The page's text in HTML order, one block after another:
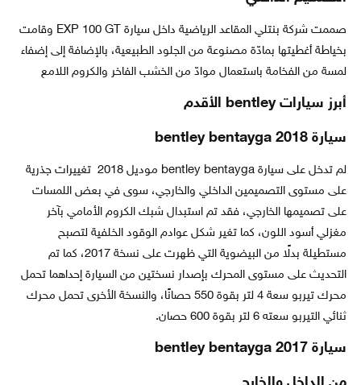
صممت شركة بنتلي المقاعد الرياضية داخل سيارة EXP 100 GT وقامت
بخياطة أغطيتها بمادّة مصنوعة من الجلود الطبيعية، بالإضافة إلى إضفاء
لمسة من الفخامة باستعمال موادّ من الخشب الفاخر والكروم اللامع
أبرز سيارات bentley الأقدم
سيارة bentley bentayga 2018
لم تدخل على سيارة bentley bentayga موديل 2018 تغييرات جذرية
على مستوى التصميمين الداخلي والخارجي، سوى في بعض اللمسات
على تصميمها الخارجي، فقد تم استبدال شبك الكروم الأمامي بآخر
مغزلي أسود اللون، كما تغير شكل عوادم الوقود الخلفية لتصبح
مستطيلة بدلًا من البيضوية التي ظهرت على نسخة 2017، كما تم
التحديث على مستوى المحرك بإصدار نسختين من السيارة إحداهما تحمل
محرك تيربو سعة 4 لتر بقوة 550 حصانًا، والنسخة الأخرى تحمل محرك
ثنائي التيربو سعته 6 لتر بقوة 600 حصان.
سيارة bentley bentayga 2017